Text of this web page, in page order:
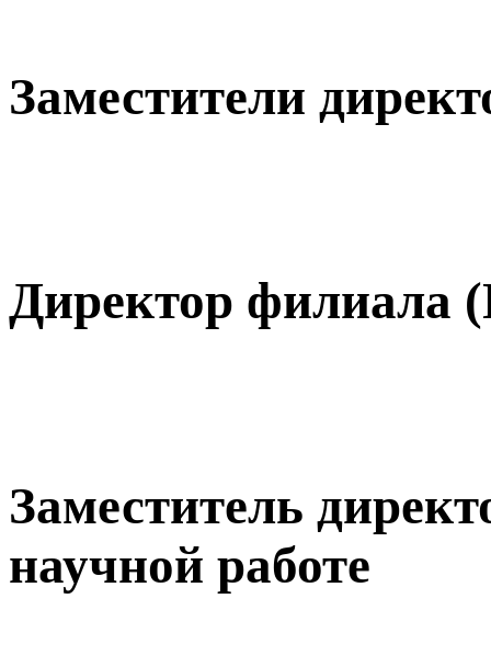
Заместители
Директор
Заместитель
научной работе